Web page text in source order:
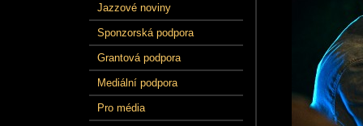
Jazzové noviny
Sponzorská podpora
Grantová podpora
Mediální podpora
Pro média